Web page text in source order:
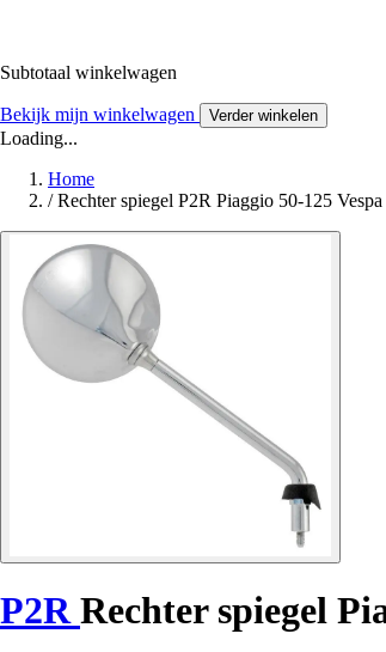
Subtotaal winkelwagen
Bekijk mijn winkelwagen Verder winkelen
Loading...
Home
/ Rechter spiegel P2R Piaggio 50-125
P2RRechter spiegel